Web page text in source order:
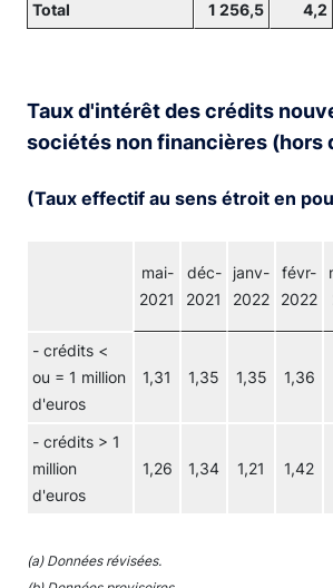
Total 1 256,5 4,2
Taux d'intérêt des crédits
sociétés non financières (hors
(Taux effectif au sens étroit en
mai-
2021
déc-
2021
janv-
2022
févr-
2022
- crédits <
ou = 1 million
d'euros
1,31 1,35 1,35 1,36
- crédits > 1
million
d'euros
1,26 1,34 1,21 1,42
(a) Données révisées.